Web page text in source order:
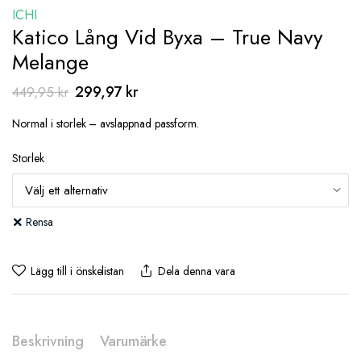
ICHI
Katico Lång Vid Byxa – True Navy
Melange
449,95kr Det
ursprungliga
priset
449,95 kr.
299,97krDet
nuvarande
priset
299,97 kr.
Normal i storlek – avslappnad passform.
Storlek
Rensa
Lägg till i önskelistan Dela denna vara
Beskrivning Varumärke